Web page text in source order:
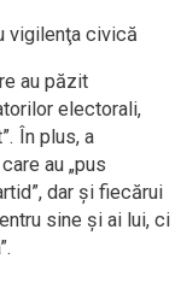
vigilenţa civică
au păzit
electorali,
În plus, a
au „pus
dar şi fiecărui
sine şi ai lui, ci